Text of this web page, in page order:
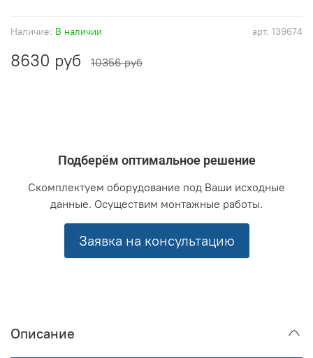
арт. 139674
Наличие: В наличии
8630 руб 10356 руб
Подберём оптимальное решение
Скомплектуем оборудование под Ваши исходные
данные. Осуществим монтажные работы.
Заявка на консультацию
Описание